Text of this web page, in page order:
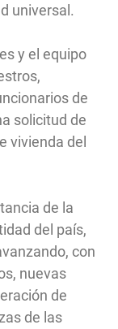
universal.
y el equipo
de
solicitud de
vivienda del
de la
del país,
con
nuevas
de
de las